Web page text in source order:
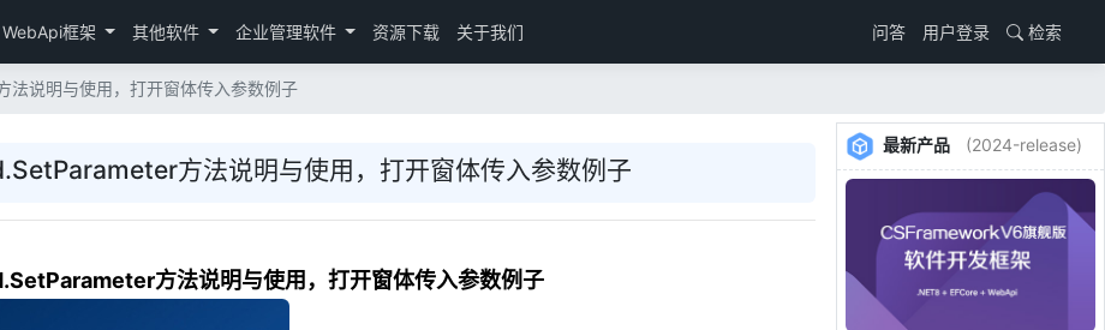
WebApi框架 其他软件 企业管理软件 资源下载 关于我们 问答 用户登录 检索
说明与使用，打开窗体传入参数例子
方法说明与使用，打开窗体传入参数例子
方法说明与使用，打开窗体传入参数例子
最新产品 (2024-release)